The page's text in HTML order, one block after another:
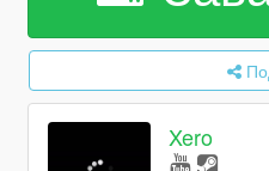
Xero